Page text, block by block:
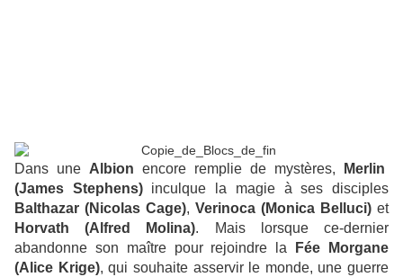
Dans une Albion encore remplie de mystères,
Merlin
(James Stephens) inculque la magie à ses disciples
Balthazar (Nicolas Cage), Verinoca (Monica Belluci) et
Horvath (Alfred Molina). Mais lorsque ce-dernier
abandonne son maître pour rejoindre la
Fée Morgane
(Alice Krige), qui souhaite asservir le monde, une guerre